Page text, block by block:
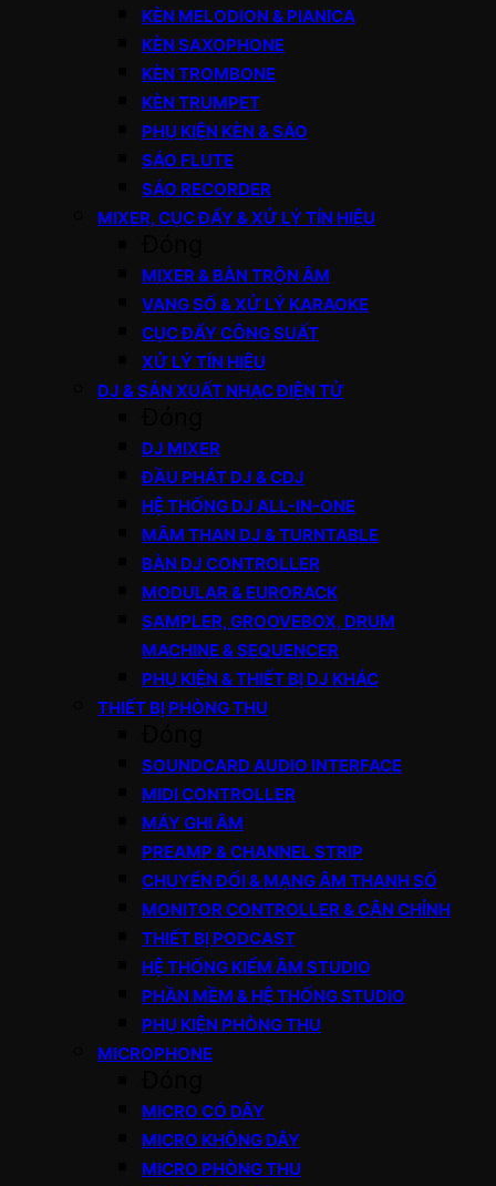
KÈN MELODION & PIANICA
KÈN SAXOPHONE
KÈN TROMBONE
KÈN TRUMPET
PHỤ KIỆN KÈN & SÁO
SÁO FLUTE
SÁO RECORDER
MIXER, CỤC ĐẨY & XỬ LÝ TÍN HIỆU
MIXER & BÀN TRỘN ÂM
VANG SỐ & XỬ LÝ KARAOKE
CỤC ĐẨY CÔNG SUẤT
XỬ LÝ TÍN HIỆU
DJ & SẢN XUẤT NHẠC ĐIỆN TỬ
DJ MIXER
ĐẦU PHÁT DJ & CDJ
HỆ THỐNG DJ ALL-IN-ONE
MÂM THAN DJ & TURNTABLE
BÀN DJ CONTROLLER
MODULAR & EURORACK
SAMPLER, GROOVEBOX, DRUM
MACHINE & SEQUENCER
PHỤ KIỆN & THIẾT BỊ DJ KHÁC
THIẾT BỊ PHÒNG THU
SOUNDCARD AUDIO INTERFACE
MIDI CONTROLLER
MÁY GHI ÂM
PREAMP & CHANNEL STRIP
CHUYỂN ĐỔI & MẠNG ÂM THANH SỐ
MONITOR CONTROLLER & CÂN CHỈNH
THIẾT BỊ PODCAST
HỆ THỐNG KIỂM ÂM STUDIO
PHẦN MỀM & HỆ THỐNG STUDIO
PHỤ KIỆN PHÒNG THU
MICROPHONE
MICRO CÓ DÂY
MICRO KHÔNG DÂY
MICRO PHÒNG THU